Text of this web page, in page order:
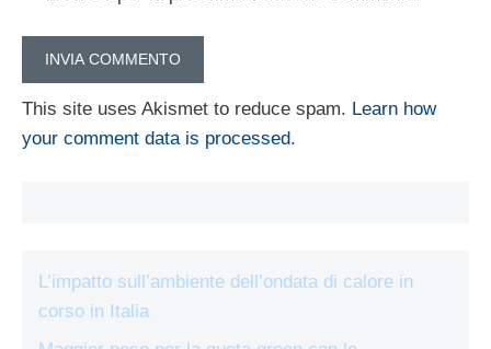
This site uses Akismet to reduce spam. Learn how
your comment data is processed.
L’impatto sull’ambiente dell’ondata di calore in
corso in Italia